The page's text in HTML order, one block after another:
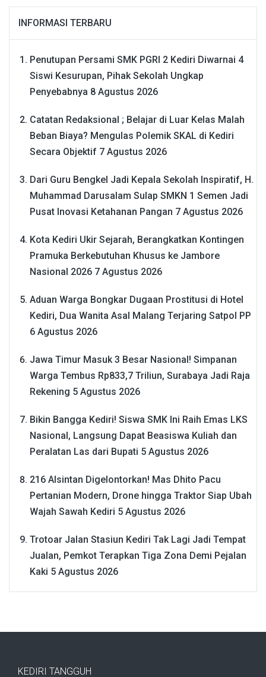
INFORMASI TERBARU
Penutupan Persami SMK PGRI 2 Kediri Diwarnai 4
Siswi Kesurupan, Pihak Sekolah Ungkap
Penyebabnya 8 Agustus 2026
Catatan Redaksional ; Belajar di Luar Kelas Malah
Beban Biaya? Mengulas Polemik SKAL di Kediri
Secara Objektif 7 Agustus 2026
Dari Guru Bengkel Jadi Kepala Sekolah Inspiratif, H.
Muhammad Darusalam Sulap SMKN 1 Semen Jadi
Pusat Inovasi Ketahanan Pangan 7 Agustus 2026
Kota Kediri Ukir Sejarah, Berangkatkan Kontingen
Pramuka Berkebutuhan Khusus ke Jambore
Nasional 2026 7 Agustus 2026
Aduan Warga Bongkar Dugaan Prostitusi di Hotel
Kediri, Dua Wanita Asal Malang Terjaring Satpol PP
6 Agustus 2026
Jawa Timur Masuk 3 Besar Nasional! Simpanan
Warga Tembus Rp833,7 Triliun, Surabaya Jadi Raja
Rekening 5 Agustus 2026
Bikin Bangga Kediri! Siswa SMK Ini Raih Emas LKS
Nasional, Langsung Dapat Beasiswa Kuliah dan
Peralatan Las dari Bupati 5 Agustus 2026
216 Alsintan Digelontorkan! Mas Dhito Pacu
Pertanian Modern, Drone hingga Traktor Siap Ubah
Wajah Sawah Kediri 5 Agustus 2026
Trotoar Jalan Stasiun Kediri Tak Lagi Jadi Tempat
Jualan, Pemkot Terapkan Tiga Zona Demi Pejalan
Kaki 5 Agustus 2026
KEDIRI TANGGUH